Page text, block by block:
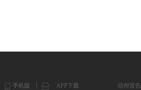
手机版 APP下载 信仰宣告